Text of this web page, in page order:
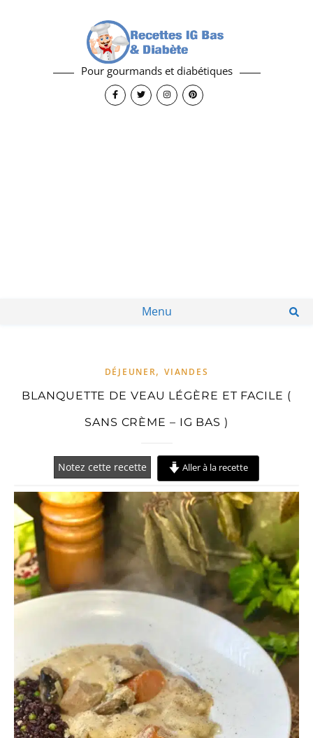
Pour gourmands et diabétiques
Menu
DÉJEUNER,VIANDES
BLANQUETTE DE VEAU LÉGÈRE ET FACILE (
SANS CRÈME – IG BAS )
Notez cette recette Aller à la recette